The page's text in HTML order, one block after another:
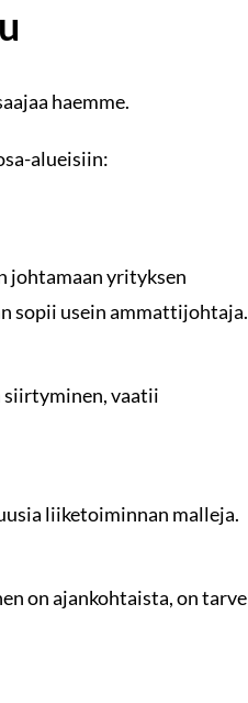
haemme.
alueisiin:
johtamaan yrityksen
sopii usein ammattijohtaja.
vaatii
liiketoiminnan malleja.
on ajankohtaista, on tarve